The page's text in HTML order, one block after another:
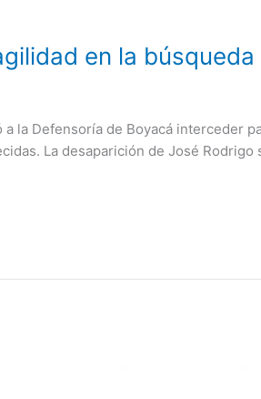
en la
la Defensoría de Boyacá interceder
La desaparición de José